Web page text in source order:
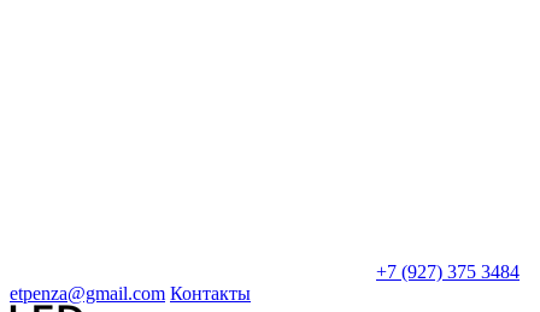
+7 (927) 375 3484
etpenza@gmail.com Контакты